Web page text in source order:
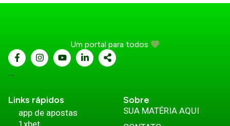
Um portal para todos
...
Links rápidos
app de apostas
1xbet
Sobre
SUA MATÉRIA AQUI